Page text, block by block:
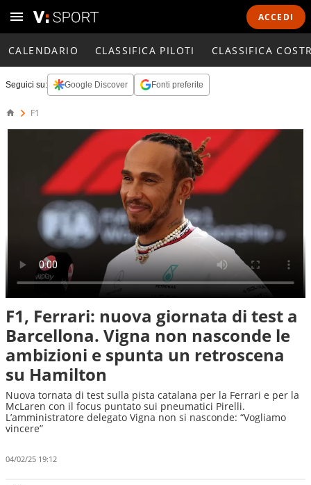
ACCEDI
CALENDARIO CLASSIFICA PILOTI CLASSIFICA
Seguici su: Google Discover Fonti preferite
F1
F1, Ferrari: nuova giornata di test a
Barcellona. Vigna non nasconde le
ambizioni e spunta un retroscena
su Hamilton
Nuova tornata di test sulla pista catalana per la Ferrari e per la
McLaren con il focus puntato sui pneumatici Pirelli.
L’amministratore delegato Vigna non si nasconde: “Vogliamo
vincere”
04/02/25 19:12